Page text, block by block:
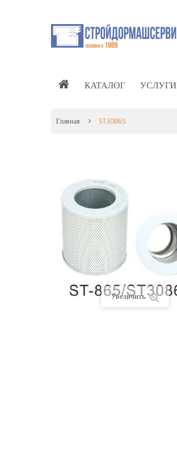
КАТАЛОГ УСЛУГИ
Главная ST30865
Увеличить